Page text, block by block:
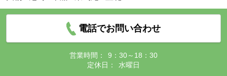
電話でお問い合わせ
営業時間：
9：30～18：30
定休日：
水曜日